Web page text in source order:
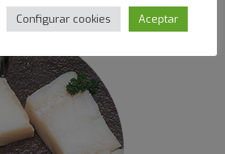
Configurar cookies Aceptar